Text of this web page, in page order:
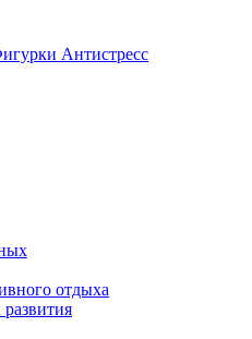
Антистресс
отдыха